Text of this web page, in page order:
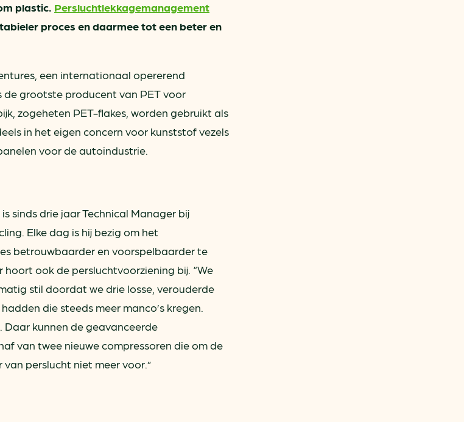
plastic. Persluchtlekkagemanagement
proces en daarmee tot een beter en
een internationaal opererend
de grootste producent van PET voor
zogeheten PET-flakes, worden gebruikt als
in het eigen concern voor kunststof vezels
voor de autoindustrie.
is sinds drie jaar Technical Manager bij
Elke dag is hij bezig om het
betrouwbaarder en voorspelbaarder te
hoort ook de persluchtvoorziening bij. “We
stil doordat we drie losse, verouderde
die steeds meer manco’s kregen.
Daar kunnen de geavanceerde
van twee nieuwe compressoren die om de
perslucht niet meer voor.”